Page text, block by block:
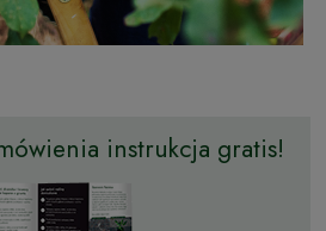
instrukcja gratis!